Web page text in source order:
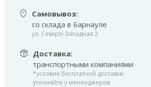
Самовывоз:
со склада в Барнауле
ул. Северо-Западная 2
Доставка:
транспортными компаниями
*условия бесплатной доставки
уточняйте у мененджеров